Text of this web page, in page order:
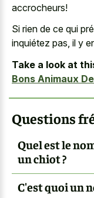
accrocheurs!
Si rien de ce qui
inquiétez pas, il y
Take a look at
Bons Animaux
Questions
Quel est le
un chiot ?
C'est quoi un